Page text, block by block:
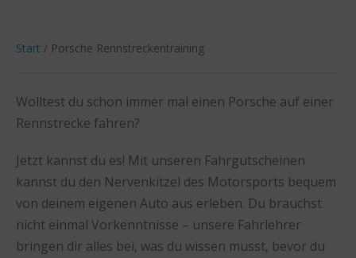
Start / Porsche Rennstreckentraining
Wolltest du schon immer mal einen Porsche auf einer
Rennstrecke fahren?
Jetzt kannst du es! Mit unseren Fahrgutscheinen
kannst du den Nervenkitzel des Motorsports bequem
von deinem eigenen Auto aus erleben. Du brauchst
nicht einmal Vorkenntnisse – unsere Fahrlehrer
bringen dir alles bei, was du wissen musst, bevor du